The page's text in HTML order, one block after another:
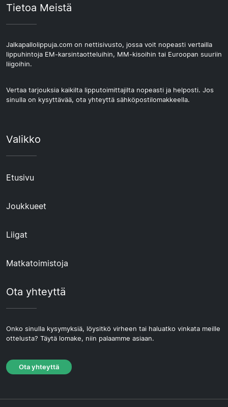
Tietoa Meistä
Jalkapallolippuja.com on nettisivusto, jossa voit nopeasti vertailla
lippuhintoja EM-karsintaotteluihin, MM-kisoihin tai Euroopan suuriin
liigoihin.
Vertaa tarjouksia kaikilta lipputoimittajilta nopeasti ja helposti. Jos
sinulla on kysyttävää, ota yhteyttä sähköpostilomakkeella.
Valikko
Etusivu
Joukkueet
Liigat
Matkatoimistoja
Ota yhteyttä
Onko sinulla kysymyksiä, löysitkö virheen tai haluatko vinkata meille
ottelusta? Täytä lomake, niin palaamme asiaan.
Ota yhteyttä